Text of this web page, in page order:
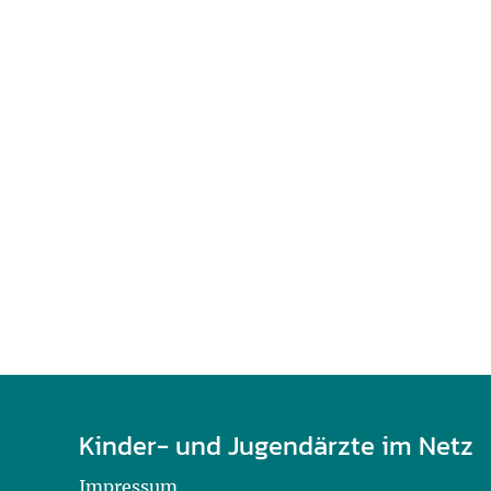
Kinder- und Jugendärzte im Netz
Impressum